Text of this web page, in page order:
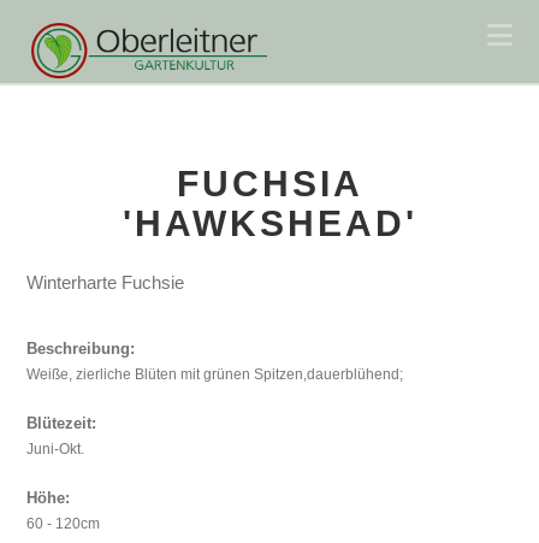
FUCHSIA
'HAWKSHEAD'
Winterharte Fuchsie
Beschreibung:
Weiße, zierliche Blüten mit grünen Spitzen,dauerblühend;
Blütezeit:
Juni-Okt.
Höhe:
60 - 120cm